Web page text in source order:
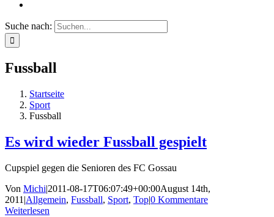
Suche nach:
Fussball
Startseite
Sport
Fussball
Es wird wieder Fussball gespielt
Cupspiel gegen die Senioren des FC Gossau
Von Michi|2011-08-17T06:07:49+00:00August 14th,
2011 |Allgemein, Fussball, Sport, Top|0 Kommentare
Weiterlesen